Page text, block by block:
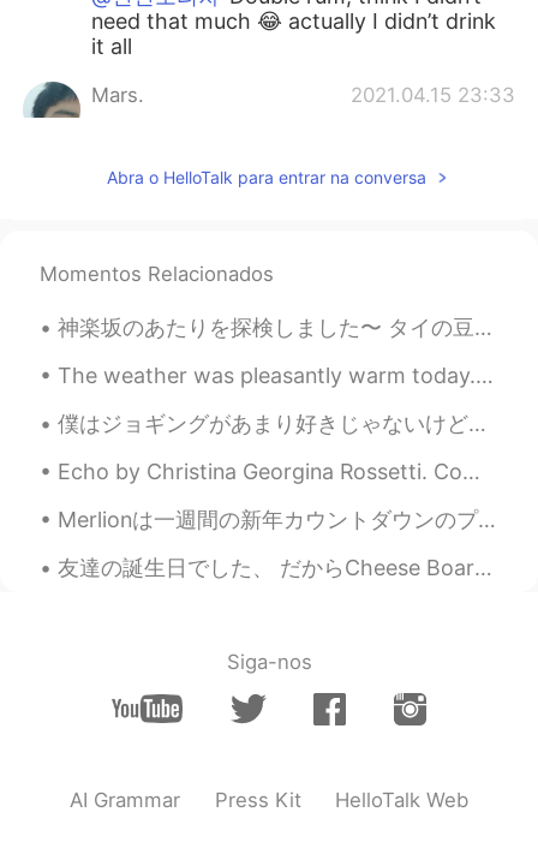
need that much 😂 actually I didn’t drink
it all
Mars. 2021.04.15 23:33
what do you drink?
That's sooo good! Relax and enjoy your
EN KR
@탄산보리차Yeah me too, really
2021.04.15 23:26
CN EN
Wow,good places
Ohhh! It's soooo nice place !! I feel so
good in a place like that !
EN KR
Abra o HelloTalk para entrar na conversa
Momentos Relacionados
神楽坂のあたりを探検しました〜 タイの豆でいれたドリップコーヒーは面白かったです。最初はもっとダークな味だったけど、時間が経つにつれて、酸味やライトな味を出ました。ジェラートや台湾料理も良かった...
The weather was pleasantly warm today. We had a nice walk at a nearby town.🌤💛 We had Mexican dinn...
僕はジョギングがあまり好きじゃないけど散歩するのが好き。でも健康のためにもっともっとやったほうがいい。最近”rucking”をしてる。ちょっと重いバッグ持って散歩する。今日は10kgバッグ持って...
Echo by Christina Georgina Rossetti. Come to me in the silence of the night; Come in the speaki...
Merlionは一週間の新年カウントダウンのプロジェクションマッピングを開催しました。 １５分ごとに5分くらいのprojection mappingして、華麗なマーライオンの姿を変身していまし...
友達の誕生日でした、 だからCheese Boardを作ったよ！ 本当美味しかった😋 It was my friend’s birthday, so I made him a cheese b...
Siga-nos
AI Grammar Press Kit HelloTalk Web